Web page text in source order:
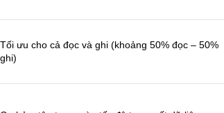
Tối ưu cho cả đọc và ghi (khoảng 50% đọc – 50%
ghi)